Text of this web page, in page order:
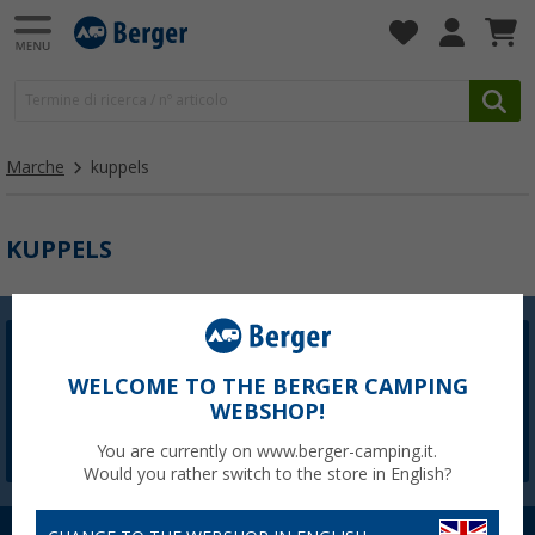
Marche kuppels
KUPPELS
Newsletter Berger
La registrazione alla newsletter non è attualmente
disponibile. Risolveremo il problema il prima possibile.
WELCOME TO THE BERGER CAMPING
WEBSHOP!
You are currently on www.berger-camping.it.
Would you rather switch to the store in English?